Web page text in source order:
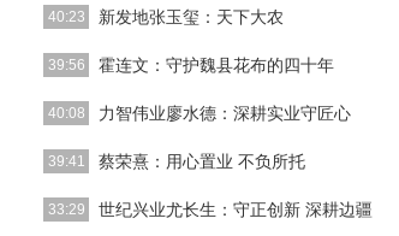
40:23 新发地张玉玺：天下大农
[详细]
39:56 霍连文：守护魏县花布的四十年
[详细]
40:08 力智伟业廖水德：深耕实业守匠心
[详细]
39:41 蔡荣熹：用心置业 不负所托
[详细]
33:29 世纪兴业尤长生：守正创新 深耕边疆